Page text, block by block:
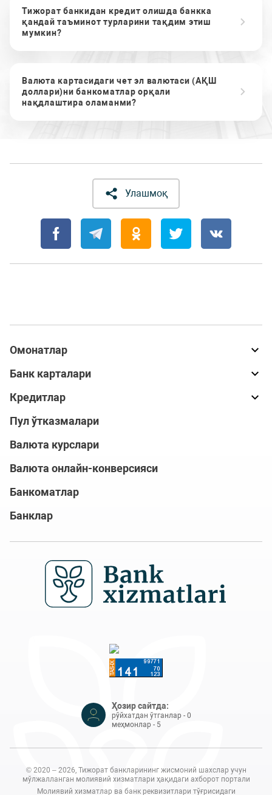
Тижорат банкидан кредит олишда банкка
қандай таъминот турларини тақдим этиш
мумкин?
Валюта картасидаги чет эл валютаси (АҚШ
доллари)ни банкоматлар орқали
нақдлаштира оламанми?
Улашмоқ
Омонатлар
Банк карталари
Кредитлар
Пул ўтказмалари
Валюта курслари
Валюта онлайн-конверсияси
Банкоматлар
Банклар
Ҳозир сайтда:
рўйхатдан ўтганлар - 0
меҳмонлар - 5
© 2020 – 2026, Тижорат банкларининг жисмоний шахслар учун
мўлжалланган молиявий хизматлари ҳақидаги ахборот портали
Молиявий хизматлар ва банк реквизитлари тўғрисидаги